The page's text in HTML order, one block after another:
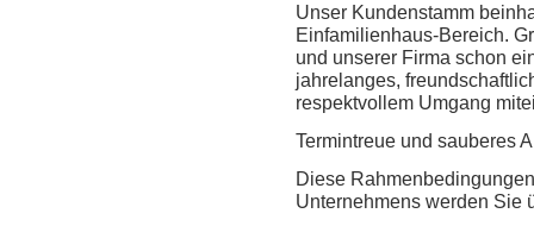
Unser Kundenstamm
Einfamilienhaus-Bereich.
und unserer Firma schon
jahrelanges,
respektvollem Umgang
Termintreue und sauberes
Diese
Unternehmens werden Sie